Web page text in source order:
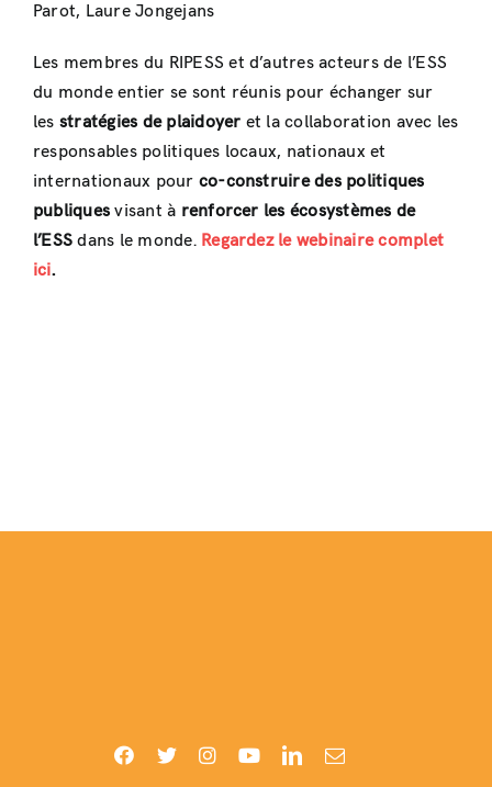
Parot, Laure Jongejans
Les membres du RIPESS et d’autres acteurs de l’ESS
du monde entier se sont réunis pour échanger sur
les stratégies de plaidoyer et la collaboration avec les
responsables politiques locaux, nationaux et
internationaux pour co-construire des politiques
publiques visant à renforcer les écosystèmes de
l’ESS dans le monde. Regardez le webinaire complet
ici.